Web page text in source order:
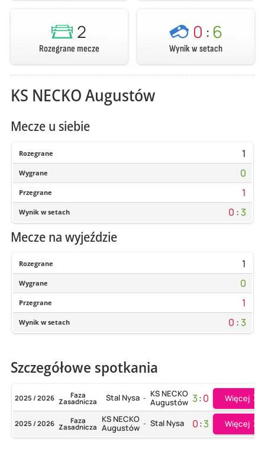
2
Rozegrane mecze
0 : 6
Wynik w setach
KS NECKO Augustów
Mecze u siebie
Rozegrane 1
Wygrane 0
Przegrane 1
Wynik w setach 0 : 3
Mecze na wyjeździe
Rozegrane 1
Wygrane 0
Przegrane 1
Wynik w setach 0 : 3
Szczegółowe spotkania
2025 / 2026 Faza
Zasadnicza Stal Nysa - KS NECKO
Augustów 3:0 Więcej
2025 / 2026 Faza
Zasadnicza
KS NECKO
Augustów - Stal Nysa 0:3 Więcej